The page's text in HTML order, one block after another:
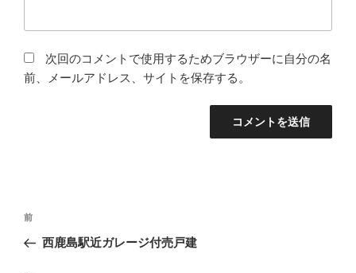
次回のコメントで使用するためブラウザーに自分の名
前、メールアドレス、サイトを保存する。
投
ナ
前
の
前
西鹿島駅近ガレージ付売戸建